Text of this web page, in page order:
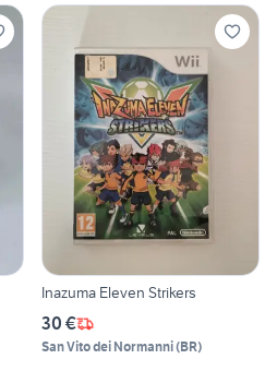
Inazuma Eleven Strikers
30 €
San Vito dei Normanni(BR)